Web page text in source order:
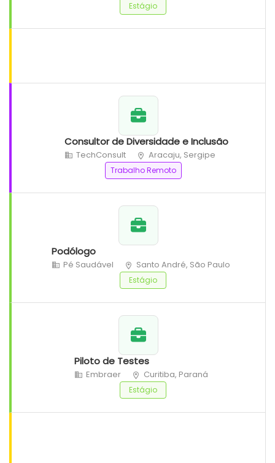
Estágio
Consultor de Diversidade e Inclusão
TechConsult Aracaju, Sergipe
Trabalho Remoto
Podólogo
Pé Saudável Santo André, São Paulo
Estágio
Piloto de Testes
Embraer Curitiba, Paraná
Estágio